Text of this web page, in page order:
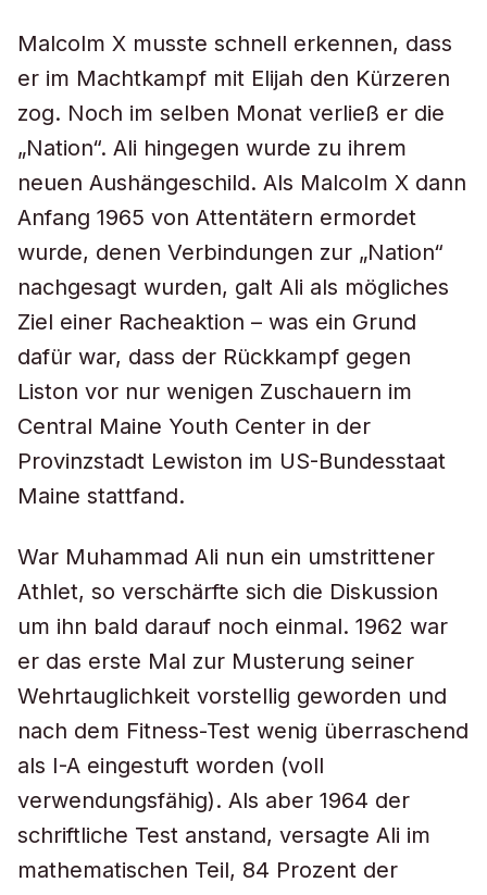
Malcolm X musste schnell erkennen, dass
er im Machtkampf mit Elijah den Kürzeren
zog. Noch im selben Monat verließ er die
„Nation“. Ali hingegen wurde zu ihrem
neuen Aushängeschild. Als Malcolm X dann
Anfang 1965 von Attentätern ermordet
wurde, denen Verbindungen zur „Nation“
nachgesagt wurden, galt Ali als mögliches
Ziel einer Racheaktion – was ein Grund
dafür war, dass der Rückkampf gegen
Liston vor nur wenigen Zuschauern im
Central Maine Youth Center in der
Provinzstadt Lewiston im US-Bundesstaat
Maine stattfand.
War Muhammad Ali nun ein umstrittener
Athlet, so verschärfte sich die Diskussion
um ihn bald darauf noch einmal. 1962 war
er das erste Mal zur Musterung seiner
Wehrtauglichkeit vorstellig geworden und
nach dem Fitness-Test wenig überraschend
als I-A eingestuft worden (voll
verwendungsfähig). Als aber 1964 der
schriftliche Test anstand, versagte Ali im
mathematischen Teil, 84 Prozent der